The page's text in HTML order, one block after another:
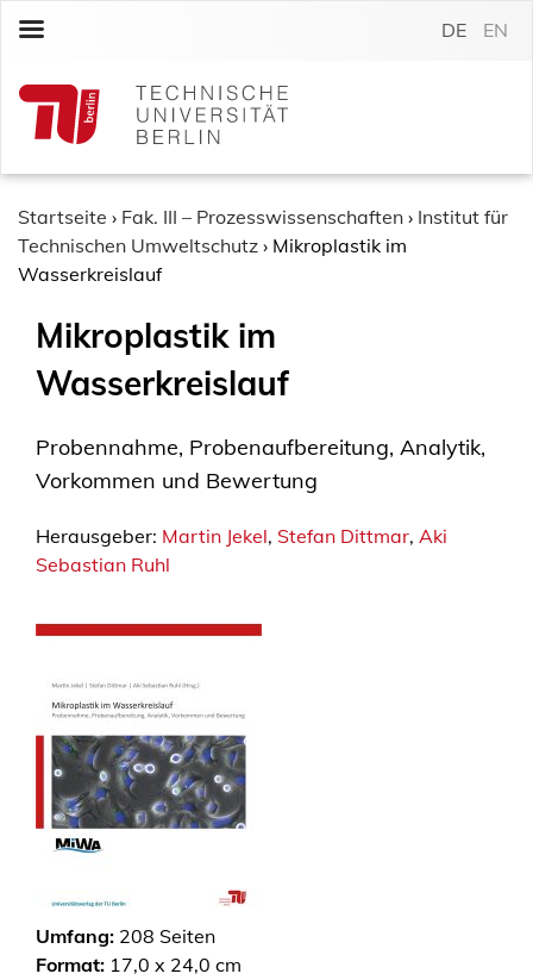
c
DE EN
Startseite › Fak. III – Prozesswissenschaften › Institut für
Technischen Umweltschutz › Mikroplastik im
Wasserkreislauf
Mikroplastik im
Wasserkreislauf
Probennahme, Probenaufbereitung, Analytik,
Vorkommen und Bewertung
Herausgeber: Martin Jekel, Stefan Dittmar, Aki
Sebastian Ruhl
Umfang: 208 Seiten
Format: 17,0 x 24,0 cm